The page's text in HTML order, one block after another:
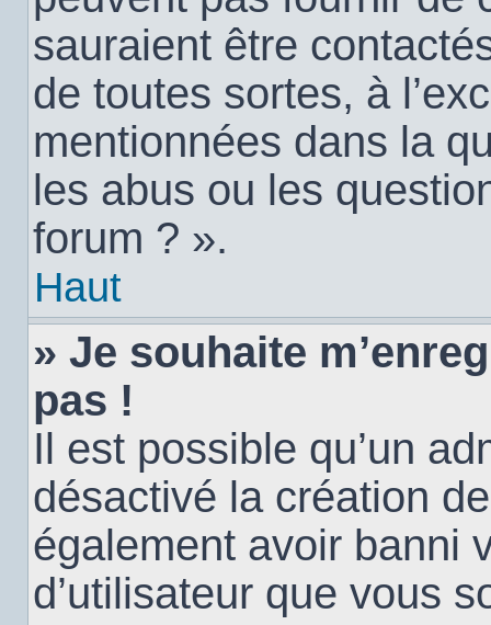
sauraient être
de toutes sortes, à
mentionnées dans la
les abus ou les
forum ? ».
Haut
» Je souhaite
pas !
Il est possible qu’un
désactivé la création
également avoir banni
d’utilisateur que vous